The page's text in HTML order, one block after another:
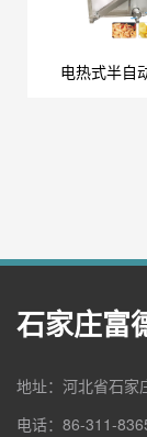
电热式半自
石家庄富
地址：河北省石家
电话：86-311-